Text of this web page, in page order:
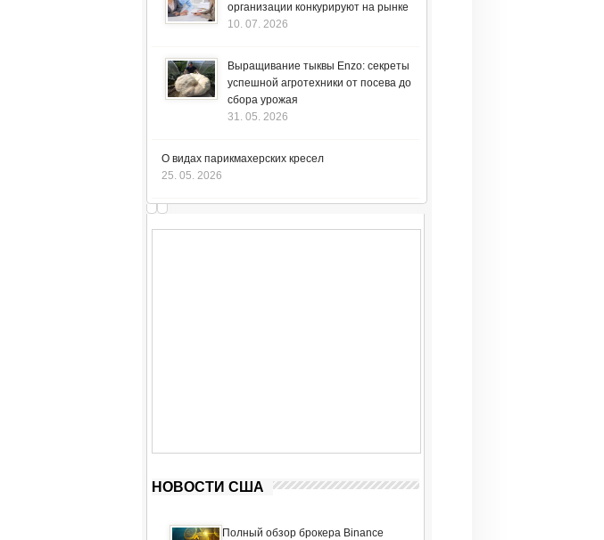
организации конкурируют на рынке
10. 07. 2026
Выращивание тыквы Enzo: секреты
успешной агротехники от посева до
сбора урожая
31. 05. 2026
О видах парикмахерских кресел
25. 05. 2026
НОВОСТИ США
Полный обзор брокера Binance